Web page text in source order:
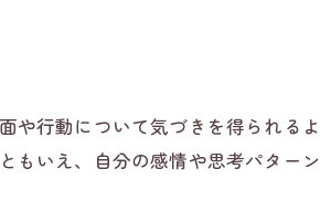
行動について気づきを得られるよ
もいえ、自分の感情や思考パター